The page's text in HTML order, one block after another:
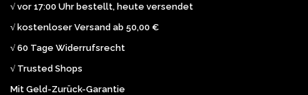
√ vor 17:00 Uhr bestellt, heute versendet
√ kostenloser Versand ab 50,00 €
√ 60 Tage Widerrufsrecht
√ Trusted Shops
Mit Geld-Zurück-Garantie